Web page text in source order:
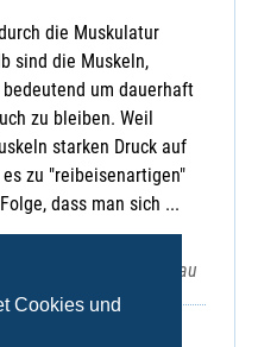
Cookies und
die Muskulatur
sind die Muskeln,
um dauerhaft
zu bleiben. Weil
starken Druck auf
zu "reibeisenartigen"
dass man sich ...
93342 Saal a. d. Donau